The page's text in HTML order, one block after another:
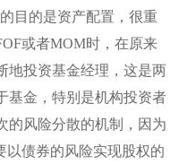
目的是资产配置，很重
或者MOM时，在原来
地投资基金经理，这是两
基金，特别是机构投资者
的风险分散的机制，因为
以债券的风险实现股权的